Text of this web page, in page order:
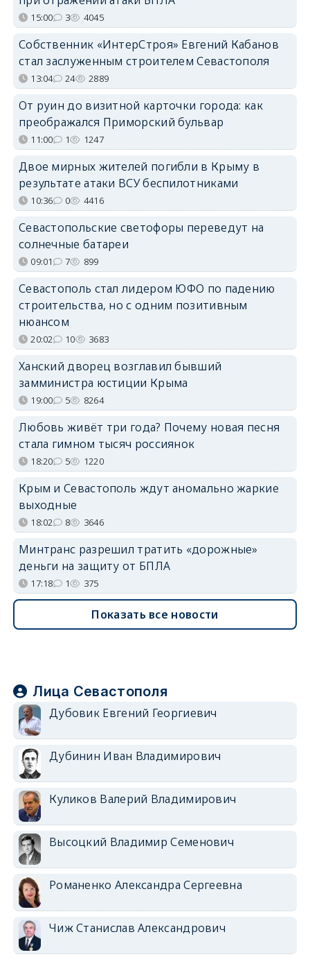
15:00 3 4045
Собственник «ИнтерСтроя» Евгений Кабанов
стал заслуженным строителем Севастополя
13:04 24 2889
От руин до визитной карточки города: как
преображался Приморский бульвар
11:00 1 1247
Двое мирных жителей погибли в Крыму в
результате атаки ВСУ беспилотниками
10:36 0 4416
Севастопольские светофоры переведут на
солнечные батареи
09:01 7 899
Севастополь стал лидером ЮФО по падению
строительства, но с одним позитивным
нюансом
20:02 10 3683
Ханский дворец возглавил бывший
замминистра юстиции Крыма
19:00 5 8264
Любовь живёт три года? Почему новая песня
стала гимном тысяч россиянок
18:20 5 1220
Крым и Севастополь ждут аномально жаркие
выходные
18:02 8 3646
Минтранс разрешил тратить «дорожные»
деньги на защиту от БПЛА
17:18 1 375
Показать все новости
Лица Севастополя
Дубовик Евгений Георгиевич
Дубинин Иван Владимирович
Куликов Валерий Владимирович
Высоцкий Владимир Семенович
Романенко Александра Сергеевна
Чиж Станислав Александрович